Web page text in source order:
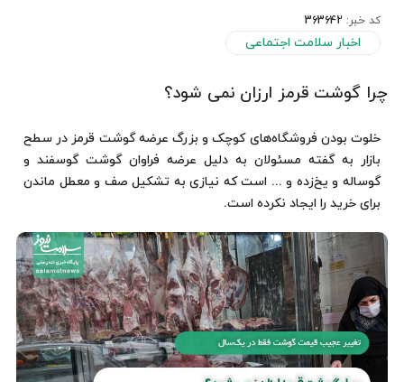
کد خبر: 363642
اخبار سلامت اجتماعی
چرا گوشت قرمز ارزان نمی شود؟
خلوت بودن فروشگاه‌های کوچک و بزرگ عرضه گوشت قرمز در سطح
بازار به گفته مسئولان به دلیل عرضه فراوان گوشت گوسفند و
گوساله و یخ‌زده و ... است که نیازی به تشکیل صف و معطل ماندن
برای خرید را ایجاد نکرده است.